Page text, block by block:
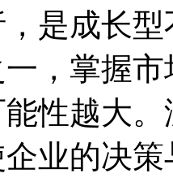
是成长
，掌握
性越大
业的决